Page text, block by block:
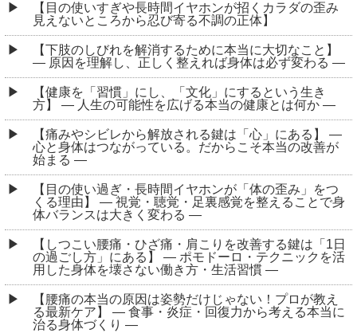
【目の使いすぎや長時間イヤホンが招くカラダの歪み
見えないところから忍び寄る不調の正体】
【下肢のしびれを解消するために本当に大切なこと】
― 原因を理解し、正しく整えれば身体は必ず変わる ―
【健康を「習慣」にし、「文化」にするという生き
方】 ― 人生の可能性を広げる本当の健康とは何か ―
【痛みやシビレから解放される鍵は「心」にある】 ―
心と身体はつながっている。だからこそ本当の改善が
始まる ―
【目の使い過ぎ・長時間イヤホンが「体の歪み」をつ
くる理由】 ― 視覚・聴覚・足裏感覚を整えることで身
体バランスは大きく変わる ―
【しつこい腰痛・ひざ痛・肩こりを改善する鍵は「1日
の過ごし方」にある】 ― ポモドーロ・テクニックを活
用した身体を壊さない働き方・生活習慣 ―
【腰痛の本当の原因は姿勢だけじゃない！プロが教え
る最新ケア】 ― 食事・炎症・回復力から考える本当に
治る身体づくり ―